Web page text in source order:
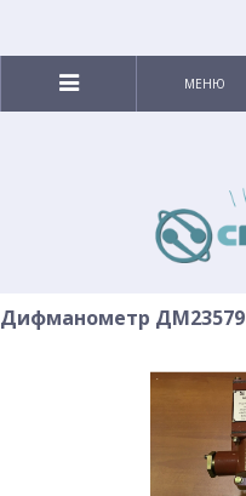
МЕНЮ
Дифманометр ДМ23579